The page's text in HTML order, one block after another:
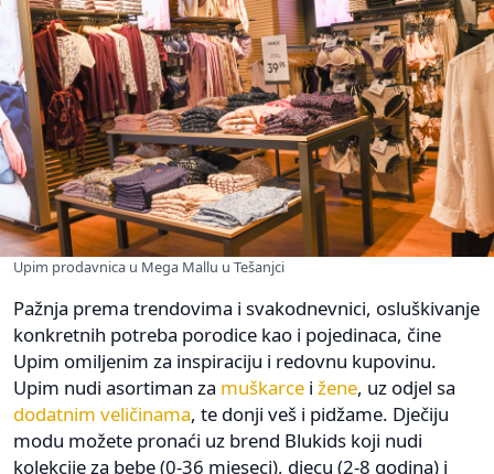
Upim prodavnica u Mega Mallu u Tešanjci
Pažnja prema trendovima i svakodnevnici, osluškivanje
konkretnih potreba porodice kao i pojedinaca, čine
Upim omiljenim za inspiraciju i redovnu kupovinu.
Upim nudi asortiman za muškarce i žene, uz odjel sa
dodatnim veličinama, te donji veš i pidžame. Dječiju
modu možete pronaći uz brend Blukids koji nudi
kolekcije za bebe (0-36 mjeseci), djecu (2-8 godina) i